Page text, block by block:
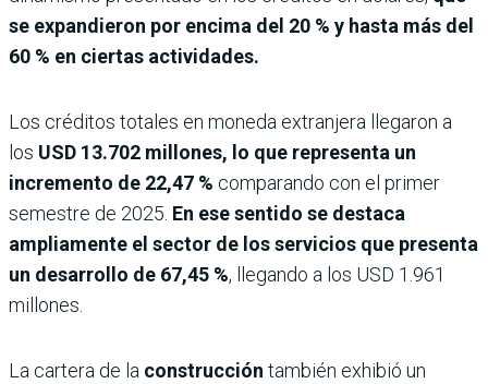
se expandieron por encima del 20 % y hasta más del
60 % en ciertas actividades.
Los créditos totales en moneda extranjera llegaron a
los USD 13.702 millones, lo que representa un
incremento de 22,47 % comparando con el primer
semestre de 2025. En ese sentido se destaca
ampliamente el sector de los servicios que presenta
un desarrollo de 67,45 %, llegando a los USD 1.961
millones.
La cartera de la construcción también exhibió un